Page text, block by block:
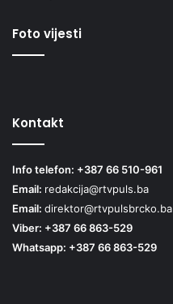
Foto vijesti
Kontakt
Info telefon: +387 66 510-961
Email: redakcija@rtvpuls.ba
Email: direktor@rtvpulsbrcko.ba
Viber: +387 66 863-529
Whatsapp: +387 66 863-529